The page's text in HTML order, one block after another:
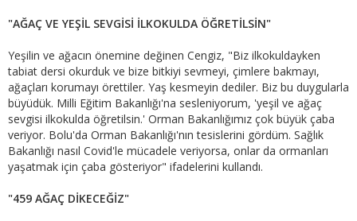
"AĞAÇ VE YEŞİL SEVGİSİ İLKOKULDA ÖĞRETİLSİN"
Yeşilin ve ağacın önemine değinen Cengiz, "Biz ilkokuldayken
tabiat dersi okurduk ve bize bitkiyi sevmeyi, çimlere bakmayı,
ağaçları korumayı örettiler. Yaş kesmeyin dediler. Biz bu duygularla
büyüdük. Milli Eğitim Bakanlığı'na sesleniyorum, 'yeşil ve ağaç
sevgisi ilkokulda öğretilsin.' Orman Bakanlığımız çok büyük çaba
veriyor. Bolu'da Orman Bakanlığı'nın tesislerini gördüm. Sağlık
Bakanlığı nasıl Covid'le mücadele veriyorsa, onlar da ormanları
yaşatmak için çaba gösteriyor" ifadelerini kullandı.
"459 AĞAÇ DİKECEĞİZ"